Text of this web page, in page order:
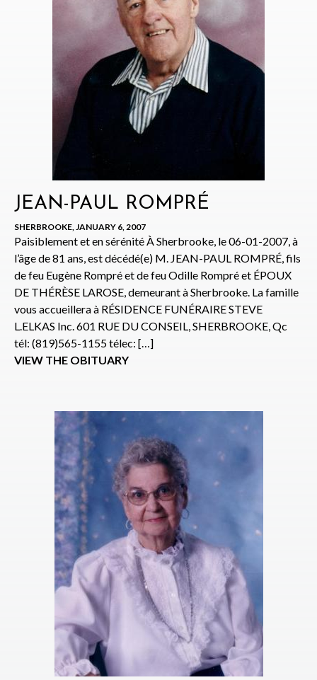
JEAN-PAUL ROMPRÉ
SHERBROOKE, JANUARY 6, 2007
Paisiblement et en sérénité À Sherbrooke, le 06-01-2007, à
l’âge de 81 ans, est décédé(e) M. JEAN-PAUL ROMPRÉ, fils
de feu Eugène Rompré et de feu Odille Rompré et ÉPOUX
DE THÉRÈSE LAROSE, demeurant à Sherbrooke. La famille
vous accueillera à RÉSIDENCE FUNÉRAIRE STEVE
L.ELKAS Inc. 601 RUE DU CONSEIL, SHERBROOKE, Qc
tél: (819)565-1155 télec: […]
VIEW THE OBITUARY